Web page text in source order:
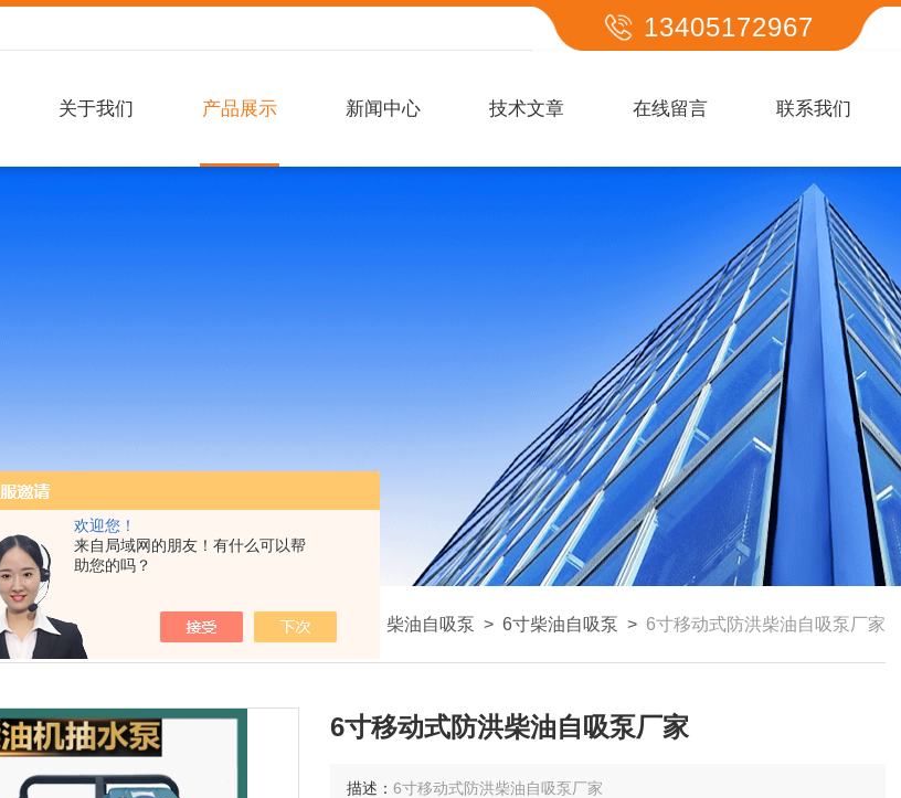
欢迎您！
来自局域网的朋友！有什么可以帮
助您的吗？
13405172967
关于我们 产品展示 新闻中心 技术文章 在线留言 联系我们
我的位置： >产品展示 柴油自吸泵 > 6寸柴油自吸泵 > 6寸移动式防洪柴油自吸泵厂家
6寸移动式防洪柴油自吸泵厂家
描述：6寸移动式防洪柴油自吸泵厂家